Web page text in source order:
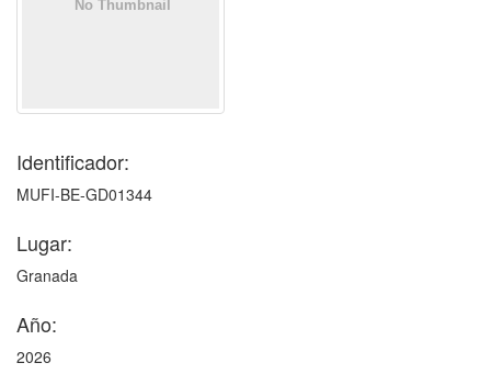
Identificador:
MUFI-BE-GD01344
Lugar:
Granada
Año:
2026